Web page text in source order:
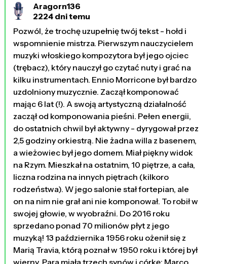
Aragorn136
2224 dni temu
Pozwól, że trochę uzupełnię twój tekst - hołd i
wspomnienie mistrza. Pierwszym nauczycielem
muzyki włoskiego kompozytora był jego ojciec
(trębacz), który nauczył go czytać nuty i grać na
kilku instrumentach. Ennio Morricone był bardzo
uzdolniony muzycznie. Zaczął komponować
mając 6 lat (!). A swoją artystyczną działalność
zaczął od komponowania pieśni. Pełen energii,
do ostatnich chwil był aktywny - dyrygował przez
2,5 godziny orkiestrą. Nie żadna willa z basenem,
a wieżowiec był jego domem. Miał piękny widok
na Rzym. Mieszkał na ostatnim, 10 piętrze, a cała,
liczna rodzina na innych piętrach (kilkoro
rodzeństwa). W jego salonie stał fortepian, ale
on na nim nie grał ani nie komponował. To robił w
swojej głowie, w wyobraźni. Do 2016 roku
sprzedano ponad 70 milionów płyt z jego
muzyką! 13 października 1956 roku ożenił się z
Marią Travia, którą poznał w 1950 roku i której był